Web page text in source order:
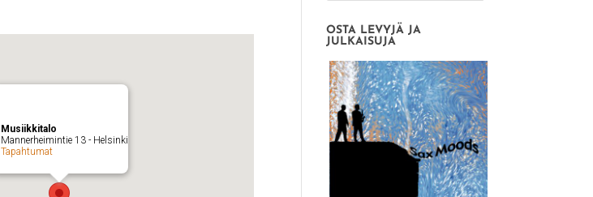
Musiikkitalo
Mannerheimintie 13 - Helsinki
Tapahtumat
OSTA LEVYJÄ JA
JULKAISUJA